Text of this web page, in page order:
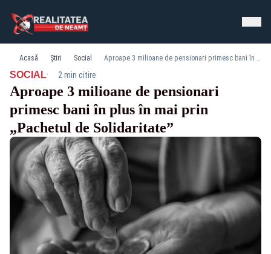
Acasă Știri Social Aproape 3 milioane de pensionari primesc bani în plus în mai prin „Pachetul de Solidaritate”
SOCIAL· 2 min citire
Aproape 3 milioane de pensionari
primesc bani în plus în mai prin
„Pachetul de Solidaritate”